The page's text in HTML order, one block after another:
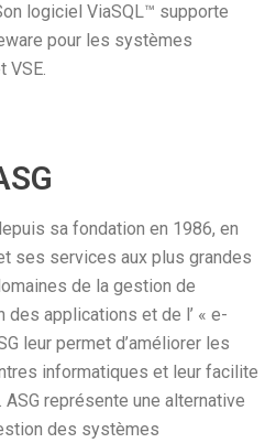
logiciel ViaSQL™ supporte
pour les systèmes
VSE.
sa fondation en 1986, en
ses services aux plus grandes
de la gestion de
des applications et de l’ « e-
leur permet d’améliorer les
informatiques et leur facilite
représente une alternative
des systèmes